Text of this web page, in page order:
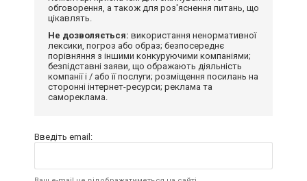
обговорення, а також для роз'яснення питань, що
цікавлять.
Не дозволяється: використання ненормативної
лексики, погроз або образ; безпосереднє
порівняння з іншими конкуруючими компаніями;
безпідставні заяви, що ображають діяльність
компанії і / або її послуги; розміщення посилань на
сторонні інтернет-ресурси; реклама та
самореклама.
Введіть email: